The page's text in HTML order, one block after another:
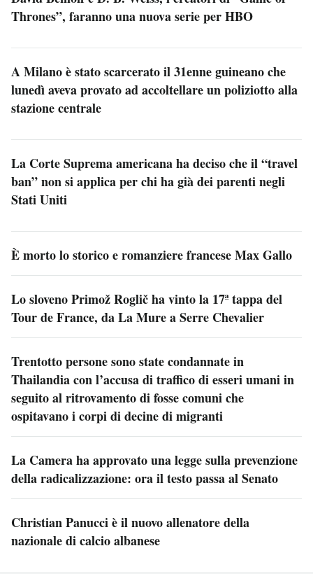
Thrones”, faranno una nuova serie per HBO
A Milano è stato scarcerato il 31enne guineano che
lunedì aveva provato ad accoltellare un poliziotto alla
stazione centrale
La Corte Suprema americana ha deciso che il “travel
ban” non si applica per chi ha già dei parenti negli
Stati Uniti
È morto lo storico e romanziere francese Max Gallo
Lo sloveno Primož Roglič ha vinto la 17ª tappa del
Tour de France, da La Mure a Serre Chevalier
Trentotto persone sono state condannate in
Thailandia con l’accusa di traffico di esseri umani in
seguito al ritrovamento di fosse comuni che
ospitavano i corpi di decine di migranti
La Camera ha approvato una legge sulla prevenzione
della radicalizzazione: ora il testo passa al Senato
Christian Panucci è il nuovo allenatore della
nazionale di calcio albanese